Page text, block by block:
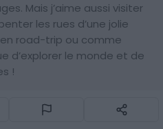
Mais j’aime aussi visiter
les rues d’une jolie
en road-trip ou comme
d’explorer le monde et de
!